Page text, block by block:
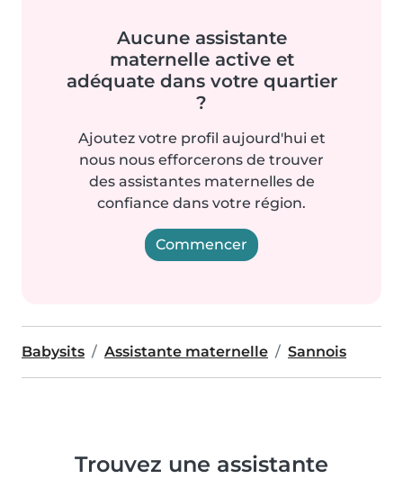
Aucune assistante
maternelle active et
adéquate dans votre quartier
?
Ajoutez votre profil aujourd'hui et
nous nous efforcerons de trouver
des assistantes maternelles de
confiance dans votre région.
Commencer
Babysits Assistante maternelle Sannois
Trouvez une assistante